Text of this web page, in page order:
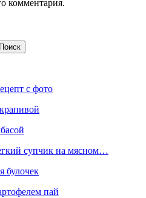
комментария.
с фото
супчик на мясном…
булочек
пай